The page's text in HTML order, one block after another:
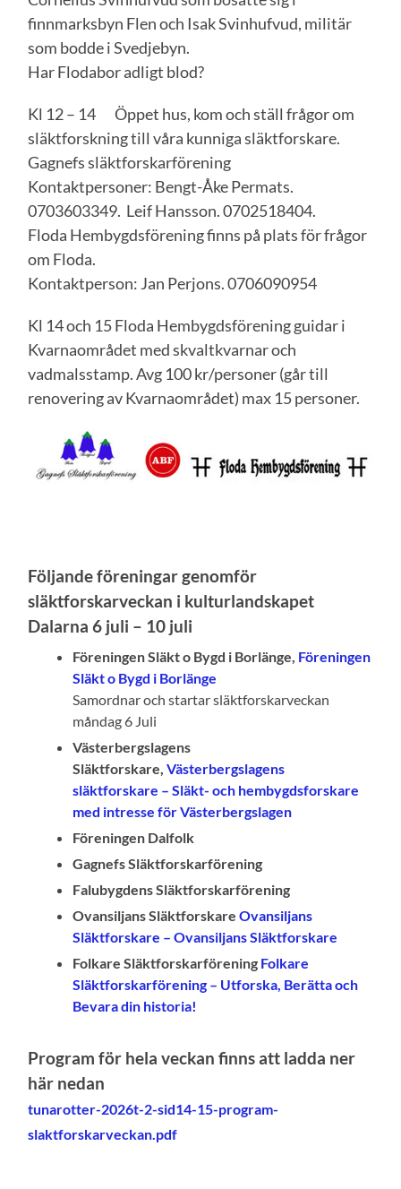
finnmarksbyn Flen och Isak Svinhufvud, militär
som bodde i Svedjebyn.
Har Flodabor adligt blod?
Kl 12 – 14 Öppet hus, kom och ställ frågor om
släktforskning till våra kunniga släktforskare.
Gagnefs släktforskarförening
Kontaktpersoner: Bengt-Åke Permats.
0703603349. Leif Hansson. 0702518404.
Floda Hembygdsförening finns på plats för frågor
om Floda.
Kontaktperson: Jan Perjons. 0706090954
Kl 14 och 15 Floda Hembygdsförening guidar i
Kvarnaområdet med skvaltkvarnar och
vadmalsstamp. Avg 100 kr/personer (går till
renovering av Kvarnaområdet) max 15 personer.
Följande föreningar genomför
släktforskarveckan i kulturlandskapet
Dalarna 6 juli – 10 juli
Föreningen Släkt o Bygd i Borlänge, Föreningen
Släkt o Bygd i Borlänge
Samordnar och startar släktforskarveckan
måndag 6 Juli
Västerbergslagens
Släktforskare,Västerbergslagens
släktforskare – Släkt- och hembygdsforskare
med intresse för Västerbergslagen
Föreningen Dalfolk
Gagnefs Släktforskarförening
Falubygdens Släktforskarförening
Ovansiljans SläktforskareOvansiljans
Släktforskare – Ovansiljans Släktforskare
Folkare Släktforskarförening Folkare
Släktforskarförening – Utforska, Berätta och
Bevara din historia!
Program för hela veckan finns att ladda ner
här nedan
tunarotter-2026t-2-sid14-15-program-
slaktforskarveckan.pdf